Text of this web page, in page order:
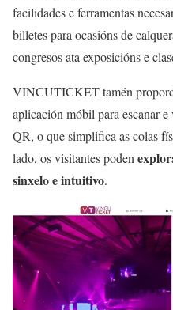
facilidades e ferramentas
billetes para ocasións de
congresos ata exposicións e
VINCUTICKET tamén
aplicación móbil para escanar
QR, o que simplifica as colas
lado, os visitantes poden
sinxelo e intuitivo.